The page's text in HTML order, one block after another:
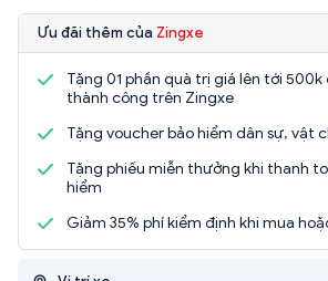
Ưu đãi thêm của Zingxe
Tặng 01 phần quà trị giá lên tới 500k
thành công trên Zingxe
Tặng voucher bảo hiểm dân sự, vật
Tặng phiếu miễn thưởng khi thanh
hiểm
Giảm 35% phí kiểm định khi mua